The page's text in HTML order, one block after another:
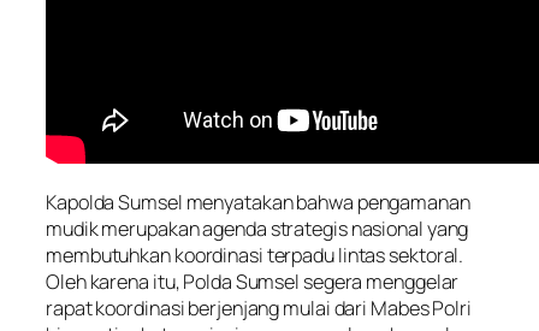
Kapolda Sumsel menyatakan bahwa pengamanan
mudik merupakan agenda strategis nasional yang
membutuhkan koordinasi terpadu lintas sektoral.
Oleh karena itu, Polda Sumsel segera menggelar
rapat koordinasi berjenjang mulai dari Mabes Polri